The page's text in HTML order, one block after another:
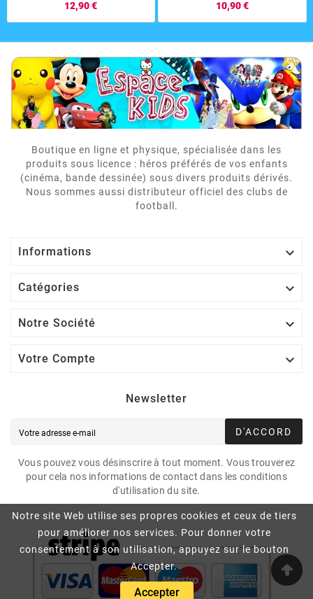
Notre site Web utilise ses propres cookies et ceux de tiers
pour améliorer nos services. Pour donner votre
consentement à son utilisation, appuyez sur le bouton
Accepter.
Accepter
12,90 € 10,90 €
Boutique en ligne et physique, spécialisée dans les
produits sous licence : héros préférés de vos enfants
(cinéma, bande dessinée) sous divers produits dérivés.
Nous sommes aussi distributeur officiel des clubs de
football.
Informations 
Catégories 
Notre Société 
Votre Compte 
Newsletter
D'ACCORD
Vous pouvez vous désinscrire à tout moment. Vous trouverez
pour cela nos informations de contact dans les conditions
d'utilisation du site.